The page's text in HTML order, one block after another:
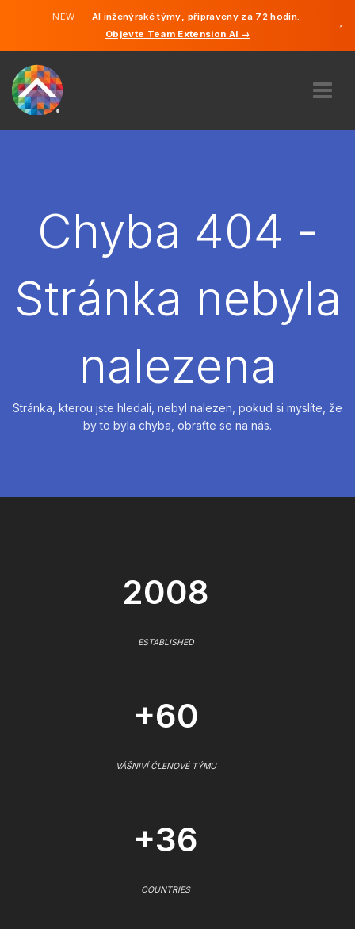
NEW —AI inženýrské týmy, připraveny za 72 hodin.
Objevte Team Extension AI →
×
NAJMOUT
CS
Angličtina
Chyba 404 -
Stránka nebyla
nalezena
Stránka, kterou jste hledali, nebyl nalezen, pokud si myslíte, že
by to byla chyba, obraťte se na nás.
2008
ESTABLISHED
+60
VÁŠNIVÍ ČLENOVÉ TÝMU
+36
COUNTRIES